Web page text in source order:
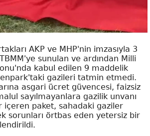
AKP ve MHP'nin imzasıyla 3
sunulan ve ardından Milli
kabul edilen 9 maddelik
gazileri tatmin etmedi.
asgari ücret güvencesi, faizsiz
sayılmayanlara gazilik unvanı
içeren paket, sahadaki gaziler
sorunları örtbas eden yetersiz bir